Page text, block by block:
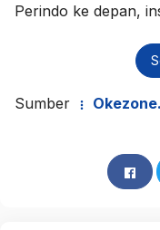
Perindo ke depan,
Sumber